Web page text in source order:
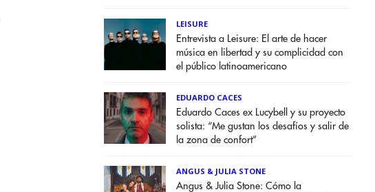
LEISURE
Entrevista a Leisure: El arte de hacer
música en libertad y su complicidad con
el público latinoamericano
EDUARDO CACES
Eduardo Caces ex Lucybell y su proyecto
solista: “Me gustan los desafíos y salir de
la zona de confort”
ANGUS & JULIA STONE
Angus & Julia Stone: Cómo la